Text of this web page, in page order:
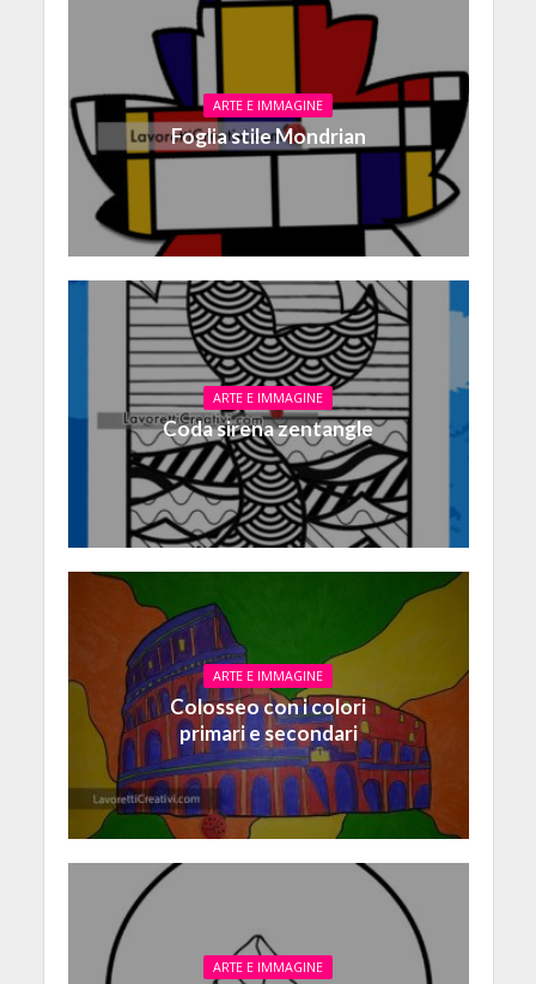
ARTE E IMMAGINE
Foglia stile Mondrian
ARTE E IMMAGINE
Coda sirena zentangle
ARTE E IMMAGINE
Colosseo con i colori
primari e secondari
ARTE E IMMAGINE